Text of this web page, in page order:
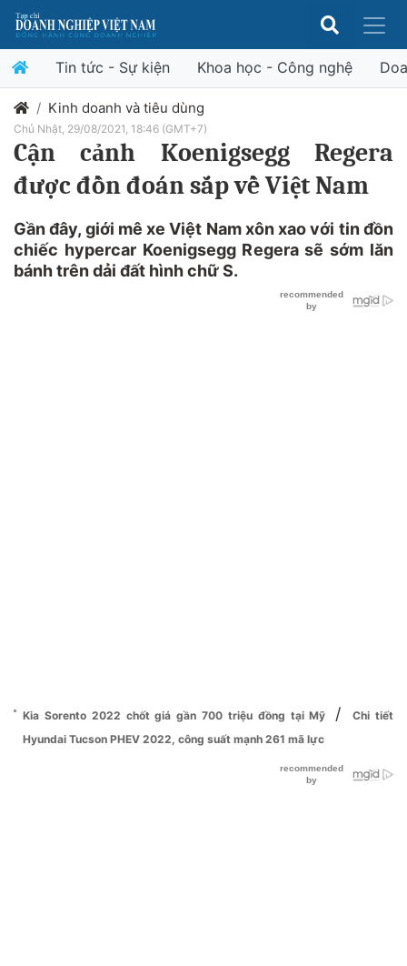
Tin tức - Sự kiện Khoa học - Công nghệ
Kinh doanh và tiêu dùng
Chủ Nhật, 29/08/2021, 18:46 (GMT+7)
Cận cảnh Koenigsegg Regera
được đồn đoán sắp về Việt Nam
Gần đây, giới mê xe Việt Nam xôn xao với tin đồn
chiếc hypercar Koenigsegg Regera sẽ sớm lăn
bánh trên dải đất hình chữ S.
Kia Sorento 2022 chốt giá gần 700 triệu đồng tại Mỹ /
Chi tiết
Hyundai Tucson PHEV 2022, công suất mạnh 261 mã lực